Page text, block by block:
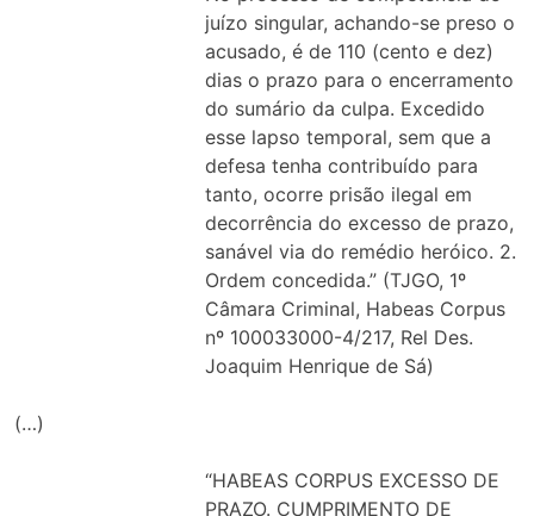
juízo singular, achando-se preso o
acusado, é de 110 (cento e dez)
dias o prazo para o encerramento
do sumário da culpa. Excedido
esse lapso temporal, sem que a
defesa tenha contribuído para
tanto, ocorre prisão ilegal em
decorrência do excesso de prazo,
sanável via do remédio heróico. 2.
Ordem concedida.” (TJGO, 1º
Câmara Criminal, Habeas Corpus
nº 100033000-4/217, Rel Des.
Joaquim Henrique de Sá)
(…)
“HABEAS CORPUS EXCESSO DE
PRAZO. CUMPRIMENTO DE